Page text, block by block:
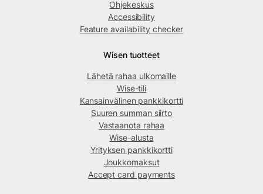
Ohjekeskus
Accessibility
Feature availability checker
Wisen tuotteet
Lähetä rahaa ulkomaille
Wise-tili
Kansainvälinen pankkikortti
Suuren summan siirto
Vastaanota rahaa
Wise-alusta
Yrityksen pankkikortti
Joukkomaksut
Accept card payments